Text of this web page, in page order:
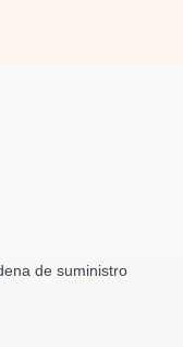
de suministro